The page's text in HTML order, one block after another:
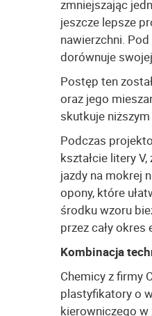
zmniejszając
jeszcze lepsze
nawierzchni.
dorównuje
Postęp ten
oraz jego
skutkuje
Podczas
kształcie litery
jazdy na mokrej
opony, które
środku wzoru
przez cały
Kombinacja
Chemicy z firmy
plastyfikatory o
kierowniczego